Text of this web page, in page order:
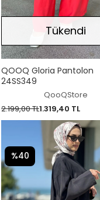
Tükendi
QOOQ Gloria Pantolon
24SS349
QooQStore
2.199,00 TL1.319,40 TL
%40